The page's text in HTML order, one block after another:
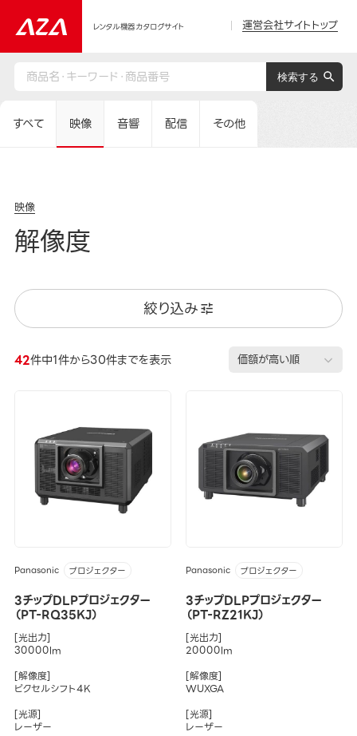
レンタル機器カタログサイト 運営会社サイトトップ
すべて 映像 音響 配信 その他
映像
解像度
絞り込み
42件中1件から30件までを表示
Panasonic プロジェクター
3チップDLPプロジェクター
（PT-RQ35KJ）
[光出力]
30000lm
[解像度]
ピクセルシフト4K
[光源]
レーザー
Panasonic プロジェクター
3チップDLPプロジェクター
（PT-RZ21KJ）
[光出力]
20000lm
[解像度]
WUXGA
[光源]
レーザー